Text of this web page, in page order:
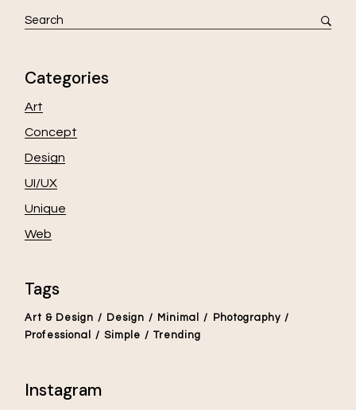
Categories
Art
Concept
Design
UI/UX
Unique
Web
Tags
Art & Design Design Minimal
Photography
Professional
Simple Trending
Instagram